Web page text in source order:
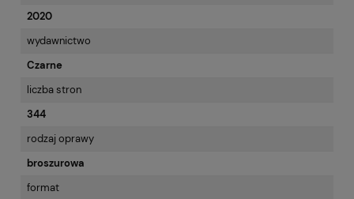
2020
wydawnictwo
Czarne
liczba stron
344
rodzaj oprawy
broszurowa
format